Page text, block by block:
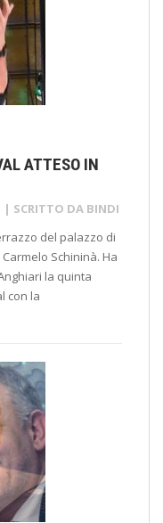
ATTESO IN
| SCRITTO DA BINDI
del palazzo di
Schininà. Ha
la quinta
con la